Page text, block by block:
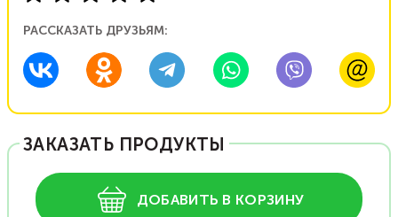
РАССКАЗАТЬ ДРУЗЬЯМ:
ЗАКАЗАТЬ ПРОДУКТЫ
ДОБАВИТЬ В КОРЗИНУ